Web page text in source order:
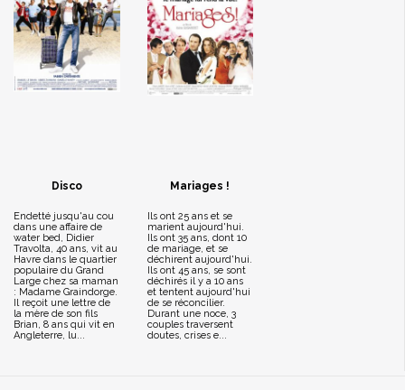
Disco
Endetté jusqu'au cou
dans une affaire de
water bed, Didier
Travolta, 40 ans, vit au
Havre dans le quartier
populaire du Grand
Large chez sa maman
: Madame Graindorge.
Il reçoit une lettre de
la mère de son fils
Brian, 8 ans qui vit en
Angleterre, lu...
Mariages !
Ils ont 25 ans et se
marient aujourd'hui.
Ils ont 35 ans, dont 10
de mariage, et se
déchirent aujourd'hui.
Ils ont 45 ans, se sont
déchirés il y a 10 ans
et tentent aujourd'hui
de se réconcilier.
Durant une noce, 3
couples traversent
doutes, crises e...